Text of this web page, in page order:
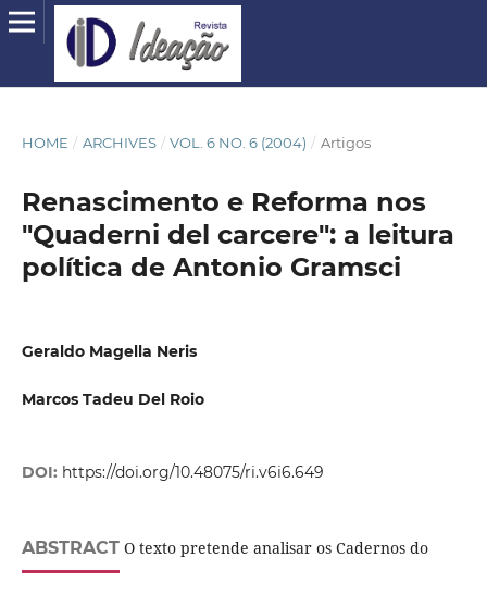
HOME / ARCHIVES / VOL. 6 NO. 6 (2004) / Artigos
Renascimento e Reforma nos
"Quaderni del carcere": a leitura
política de Antonio Gramsci
Geraldo Magella Neris
Marcos Tadeu Del Roio
DOI: https://doi.org/10.48075/ri.v6i6.649
ABSTRACTO texto pretende analisar os Cadernos do